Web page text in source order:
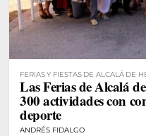
FERIAS Y FIESTAS DE ALCALÁ DE
Las Ferias de Alcalá
300 actividades con
deporte
ANDRÉS FIDALGO